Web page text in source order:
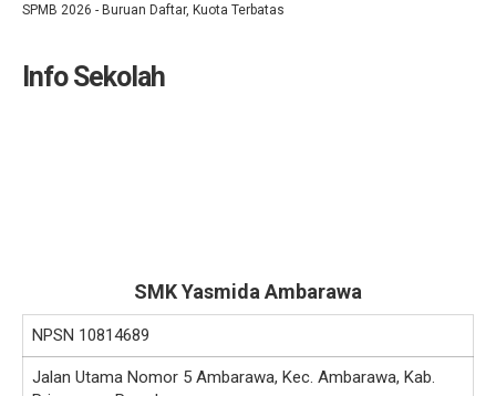
SPMB 2026 - Buruan Daftar, Kuota Terbatas
Info Sekolah
SMK Yasmida Ambarawa
NPSN 10814689
Jalan Utama Nomor 5 Ambarawa, Kec. Ambarawa, Kab.